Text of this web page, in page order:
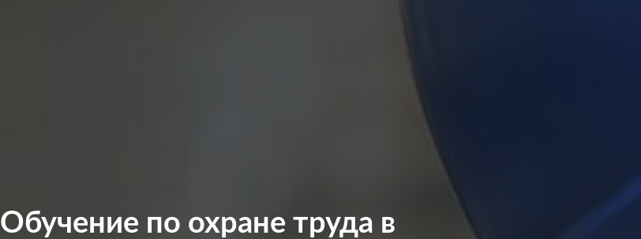
Обучение по охране труда в